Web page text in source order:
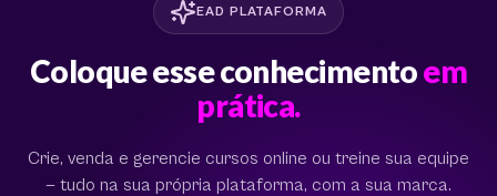
EAD PLATAFORMA
Coloque esse conhecimentoem
prática.
Crie, venda e gerencie cursos online ou treine sua equipe
— tudo na sua própria plataforma, com a sua marca.